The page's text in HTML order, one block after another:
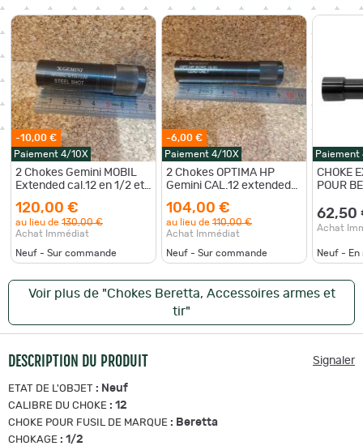
-10,00 €
Paiement 4/10X
2 Chokes Gemini MOBIL
Extended cal.12 en 1/2 et
120,00 €
au lieu de 130,00 €
Achat Immédiat
Neuf - Sur commande
-6,00 €
Paiement 4/10X
2 Chokes OPTIMA HP
Gemini CAL.12 extended
104,00 €
au lieu de 110,00 €
Achat Immédiat
Neuf - Sur commande
Paiement
CHOKE
POUR
62,50
Achat
Neuf - En
Voir plus de "Chokes Beretta, Accessoires armes et
tir"
DESCRIPTION DU PRODUIT Signaler
ETAT DE L'OBJET : Neuf
CALIBRE DU CHOKE : 12
CHOKE POUR FUSIL DE MARQUE : Beretta
CHOKAGE : 1/2